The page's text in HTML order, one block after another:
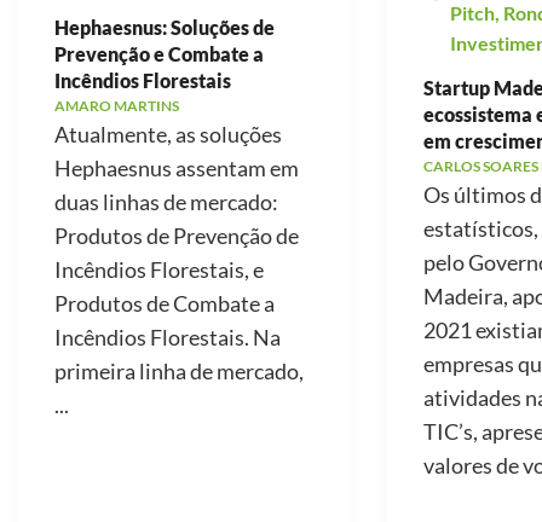
Hephaesnus: Soluções de
Prevenção e Combate a
Incêndios Florestais
AMARO MARTINS
Atualmente, as soluções
Hephaesnus assentam em
duas linhas de mercado:
Produtos de Prevenção de
Incêndios Florestais, e
Produtos de Combate a
Incêndios Florestais. Na
primeira linha de mercado,
...
Pitch,
Startup
ecossistema
em
CARLOS SOARES
Os últimos
pelo
Madeira,
2021
empresas
atividades
TIC’s,
valores de